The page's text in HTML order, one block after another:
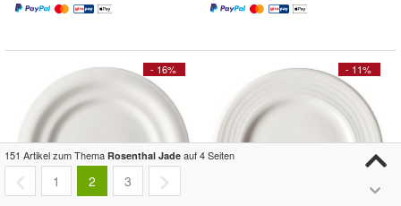
- 16% - 11%
151 Artikel zum Thema Rosenthal Jade auf 4 Seiten
1 2 3